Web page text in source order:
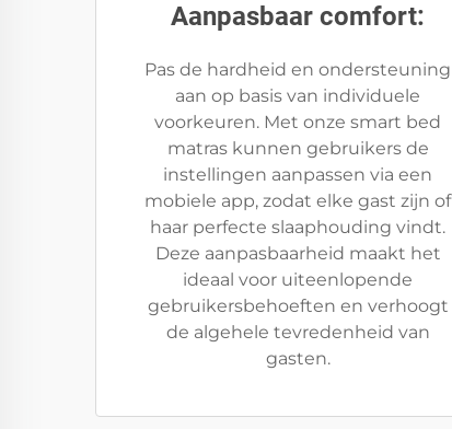
Aanpasbaar comfort:
Pas de hardheid en ondersteuning
aan op basis van individuele
voorkeuren. Met onze smart bed
matras kunnen gebruikers de
instellingen aanpassen via een
mobiele app, zodat elke gast zijn of
haar perfecte slaaphouding vindt.
Deze aanpasbaarheid maakt het
ideaal voor uiteenlopende
gebruikersbehoeften en verhoogt
de algehele tevredenheid van
gasten.